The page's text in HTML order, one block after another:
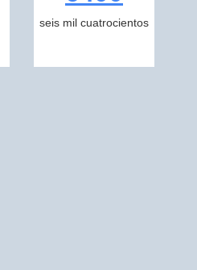
seis mil cuatrocientos